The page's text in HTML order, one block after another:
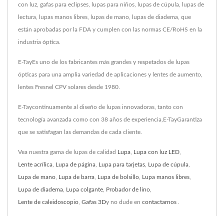
con luz, gafas para eclipses, lupas para niños, lupas de cúpula, lupas de
lectura, lupas manos libres, lupas de mano, lupas de diadema, que
están aprobadas por la FDA y cumplen con las normas CE/RoHS en la
industria óptica.
E-TayEs uno de los fabricantes más grandes y respetados de lupas
ópticas para una amplia variedad de aplicaciones y lentes de aumento,
lentes Fresnel CPV solares desde 1980.
E-Taycontinuamente al diseño de lupas innovadoras, tanto con
tecnología avanzada como con 38 años de experiencia,E-TayGarantiza
que se satisfagan las demandas de cada cliente.
Vea nuestra gama de lupas de calidad Lupa Lupa con luz LED
Lente acrílica Lupa de página Lupa para tarjetas Lupa de cúpula
Lupa de mano Lupa de barra Lupa de bolsillo Lupa manos libres
Lupa de diadema Lupa colgante Probador de lino
Lente de caleidoscopio Gafas 3Dy no dude en contactarnos